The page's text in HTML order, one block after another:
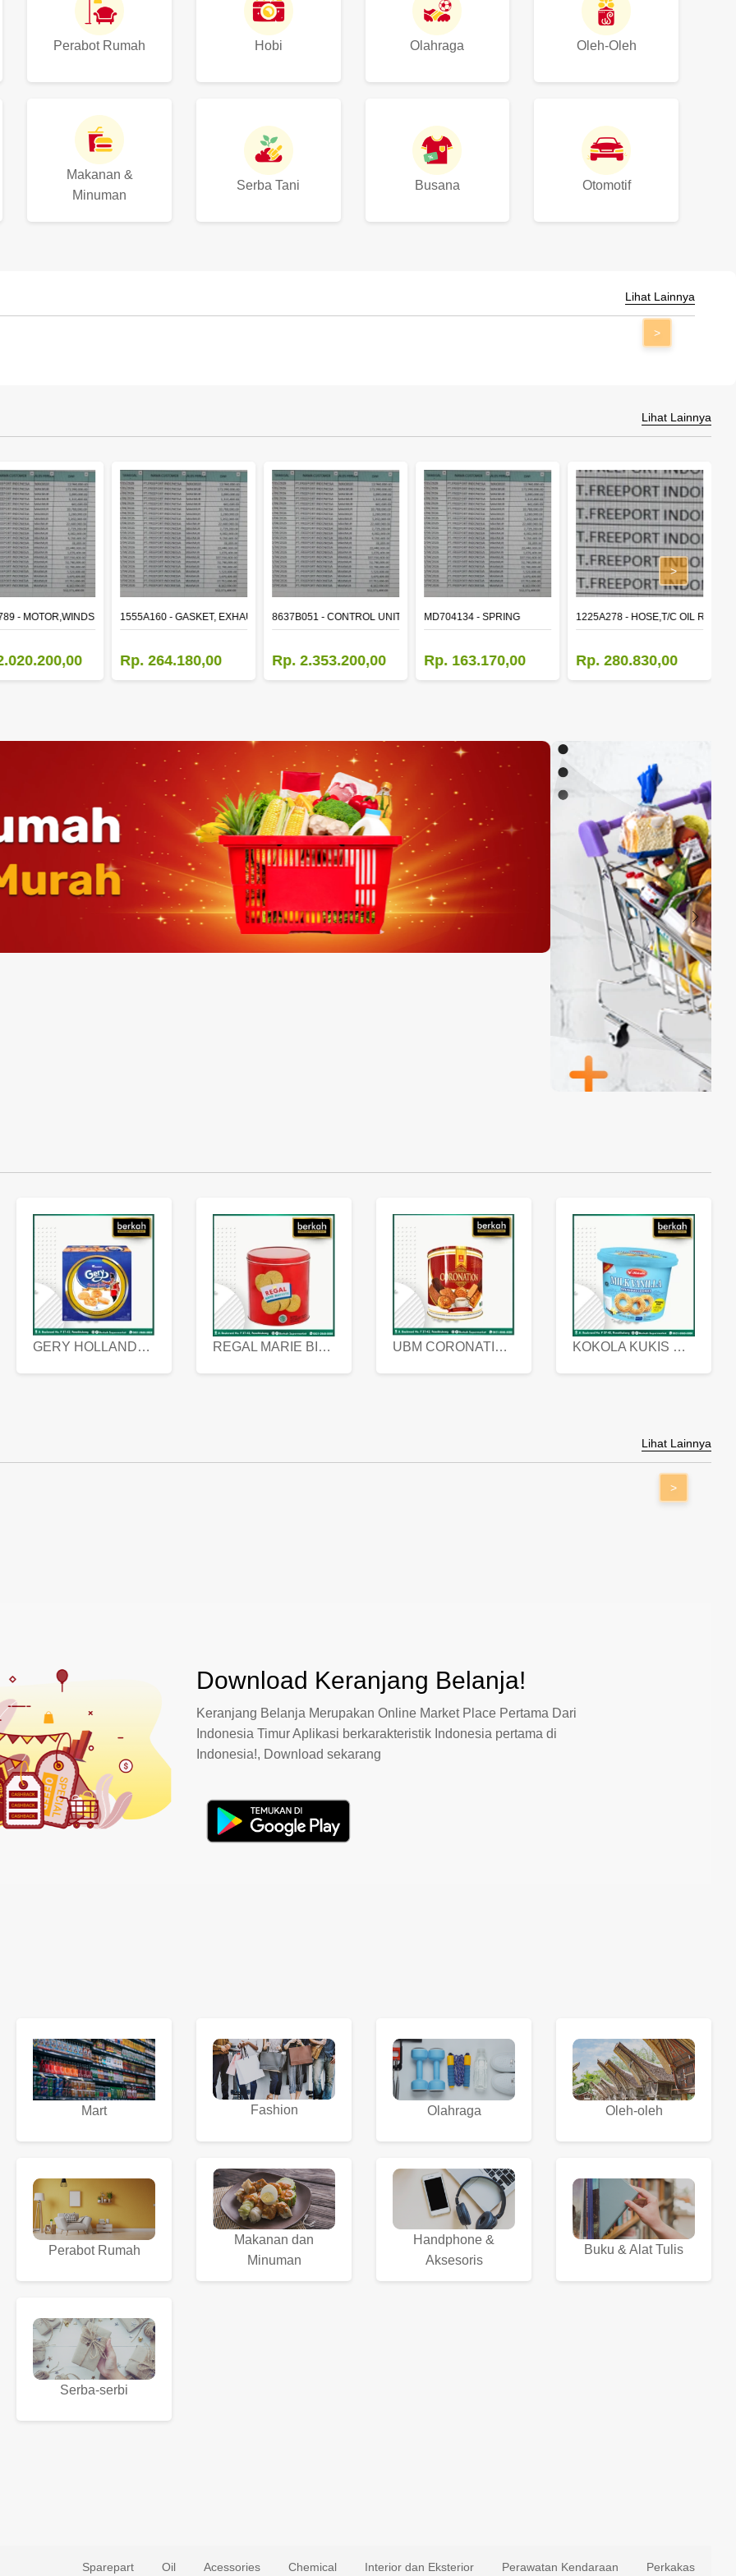
Perabot Rumah Hobi Olahraga Oleh-Oleh
Makanan &
Minuman
Serba Tani Busana Otomotif
Lihat Lainnya
>
Lihat Lainnya
- MOTOR,WINDSHIELD WIPER1555A160 - GASKET, EXHAUST MANIFOLD
Rp. 264.180,00
8637B051 - CONTROL UNIT,TIME & ALARM
Rp. 2.353.200,00
MD704134 - SPRING
Rp. 163.170,00
1225A278 - HOSE,T/C OIL
Rp. 280.830,00
>
GERY HOLLANDA BUTTER COOKIES 450 GRAM REGAL MARIE BISCUIT KALENG 550 GRAM UBM CORONATION ASSORTED BISKUIT KALENG 450 GRAM KOKOLA KUKIS HYGIENIC MILK VANILLA PACK 320 GR
Lihat Lainnya
>
Download Keranjang Belanja!
Keranjang Belanja Merupakan Online Market Place Pertama Dari
Indonesia Timur Aplikasi berkarakteristik Indonesia pertama di
Indonesia!, Download sekarang
Mart Fashion Olahraga Oleh-oleh
Perabot Rumah
Makanan dan
Minuman
Handphone &
Aksesoris
Buku & Alat Tulis
Serba-serbi
Sparepart Oil Acessories Chemical Interior dan Eksterior Perawatan Kendaraan Perkakas